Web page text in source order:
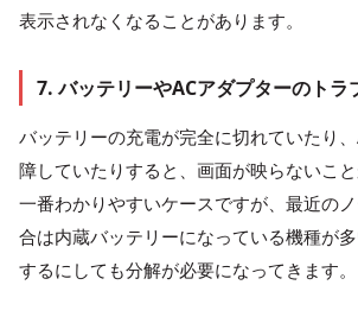
表示されなくなることがあります。
7. バッテリーやACアダプターのトラ
バッテリーの充電が完全に切れていたり
障していたりすると、画面が映らないこと
一番わかりやすいケースですが、最近の
合は内蔵バッテリーになっている機種が
するにしても分解が必要になってきます。